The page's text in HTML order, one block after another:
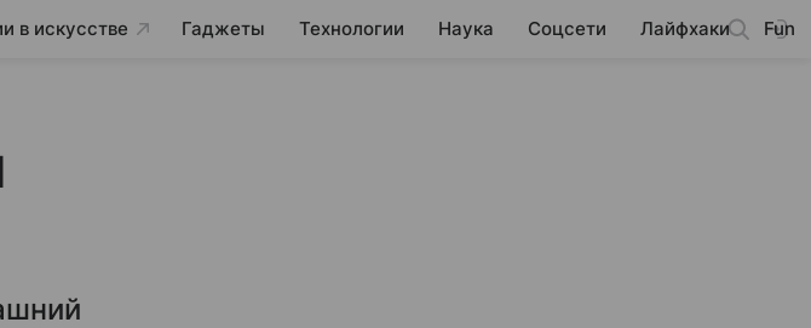
в искусстве Гаджеты Технологии Наука Соцсети Лайфхаки Fun